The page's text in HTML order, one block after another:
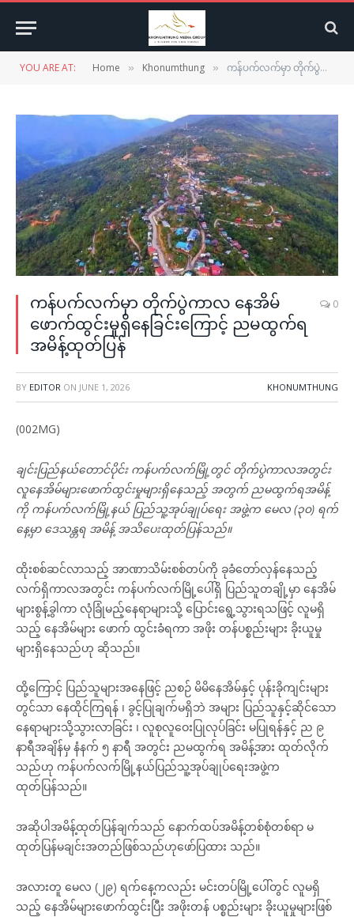
YOU ARE AT: Home » Khonumthung » ကန်ပက်လက်မှာ တိုက်ပွဲကာလ နေအိမ်ဖောက်ထွင်းမှုရှိနေခြင်းကြောင့် ညမထွက်ရအမိန့်ထုတ်ပြန်
ကန်ပက်လက်မှာ တိုက်ပွဲကာလ နေအိမ်
ဖောက်ထွင်းမှုရှိနေခြင်းကြောင့် ညမထွက်ရ
အမိန့်ထုတ်ပြန်
0
BY EDITOR ON JUNE 1, 2026 KHONUMTHUNG
(002MG)
ချင်းပြည်နယ်တောင်ပိုင်း ကန်ပက်လက်မြို့တွင် တိုက်ပွဲကာလအတွင်း
လူနေအိမ်များဖောက်ထွင်းမှုများရှိနေသည့် အတွက် ညမထွက်ရအမိန့်
ကို ကန်ပက်လက်မြို့နယ် ပြည်သူ့အုပ်ချုပ်ရေး အဖွဲ့က မေလ (၃၀) ရက်
နေ့မှာ ဒေသန္တရ အမိန့် အသိပေးထုတ်ပြန်သည်။
ထိုးစစ်ဆင်လာသည့် အာဏာသိမ်းစစ်တပ်ကို ခုခံတော်လှန်နေသည့်
လက်ရှိကာလအတွင်း ကန်ပက်လက်မြို့ပေါ်ရှိ ပြည်သူတချို့မှာ နေအိမ်
များစွန့်ခွါကာ လုံခြုံမည့်နေရာများသို့ ပြောင်းရွေ့သွားရသဖြင့် လူမရှိ
သည့် နေအိမ်များ ဖောက် ထွင်းခံရကာ အဖိုး တန်ပစ္စည်းများ ခိုးယူမှု
များရှိနေသည်ဟု ဆိုသည်။
ထို့ကြောင့် ပြည်သူများအနေဖြင့် ညစဉ် မိမိနေအိမ်နှင့် ပုန်းခိုကျင်းများ
တွင်သာ နေထိုင်ကြရန် ၊ ခွင့်ပြုချက်မရှိဘဲ အများ ပြည်သူနှင့်ဆိုင်သော
နေရာများသို့သွားလာခြင်း ၊ လူစုလူဝေးပြုလုပ်ခြင်း မပြုရန်နှင့် ည ၉
နာရီအချိန်မှ နံနက် ၅ နာရီ အတွင်း ညမထွက်ရ အမိန့်အား ထုတ်လိုက်
သည်ဟု ကန်ပက်လက်မြို့နယ်ပြည်သူ့အုပ်ချုပ်ရေးအဖွဲ့က
ထုတ်ပြန်သည်။
အဆိုပါအမိန့်ထုတ်ပြန်ချက်သည် နောက်ထပ်အမိန့်တစ်စုံတစ်ရာ မ
ထုတ်ပြန်မချင်းအတည်ဖြစ်သည်ဟုဖော်ပြထား သည်။
အလားတူ မေလ (၂၉) ရက်နေ့ကလည်း မင်းတပ်မြို့ပေါ်တွင် လူမရှိ
သည့် နေအိမ်များဖောက်ထွင်းပြီး အဖိုးတန် ပစ္စည်းများ ခိုးယူမှုများဖြစ်